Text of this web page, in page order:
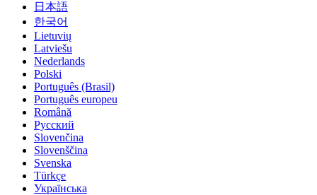
日本語
한국어
Lietuvių
Latviešu
Nederlands
Polski
Português (Brasil)
Português europeu
Română
Русский
Slovenčina
Slovenščina
Svenska
Türkçe
Українська